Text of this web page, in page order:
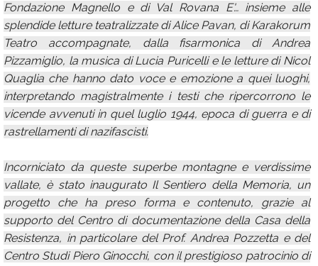
Fondazione Magnello e di Val Rovana E'… insieme alle
splendide letture teatralizzate di Alice Pavan, di Karakorum
Teatro accompagnate, dalla fisarmonica di Andrea
Pizzamiglio, la musica di Lucia Puricelli e le letture di Nicol
Quaglia che hanno dato voce e emozione a quei luoghi,
interpretando magistralmente i testi che ripercorrono le
vicende avvenuti in quel luglio 1944, epoca di guerra e di
rastrellamenti di nazifascisti.
Incorniciato da queste superbe montagne e verdissime
vallate, è stato inaugurato Il Sentiero della Memoria, un
progetto che ha preso forma e contenuto, grazie al
supporto del Centro di documentazione della Casa della
Resistenza, in particolare del Prof. Andrea Pozzetta e del
Centro Studi Piero Ginocchi, con il prestigioso patrocinio di